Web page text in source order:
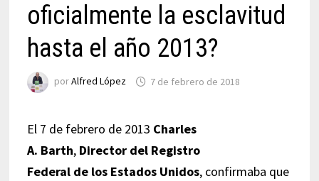
oficialmente la esclavitud
hasta el año 2013?
porAlfred López 7 de febrero de 2018
El 7 de febrero de 2013 Charles
A. Barth, Director del Registro
Federal de los Estados Unidos, confirmaba que